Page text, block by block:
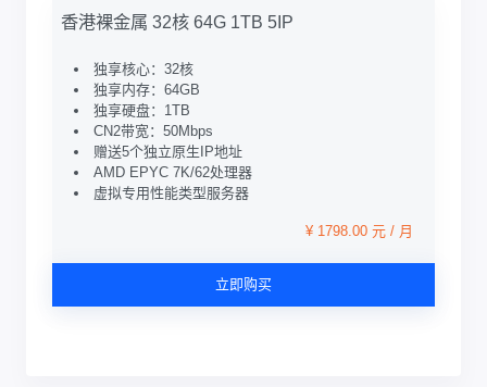
香港裸金属 32核 64G 1TB 5IP
独享核心：32核
独享内存：64GB
独享硬盘：1TB
CN2带宽：50Mbps
赠送5个独立原生IP地址
AMD EPYC 7K/62处理器
虚拟专用性能类型服务器
¥ 1798.00 元 / 月
立即购买